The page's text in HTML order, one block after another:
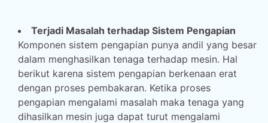
Terjadi Masalah terhadap Sistem Pengapian
Komponen sistem pengapian punya andil yang besar
dalam menghasilkan tenaga terhadap mesin. Hal
berikut karena sistem pengapian berkenaan erat
dengan proses pembakaran. Ketika proses
pengapian mengalami masalah maka tenaga yang
dihasilkan mesin juga dapat turut mengalami